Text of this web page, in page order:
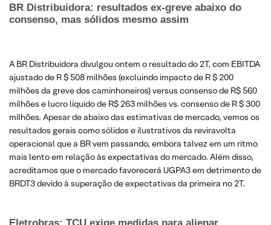
BR Distribuidora: resultados ex-greve abaixo do
consenso, mas sólidos mesmo assim
A BR Distribuidora divulgou ontem o resultado do 2T, com EBITDA
ajustado de R $ 508 milhões (excluindo impacto de R $ 200
milhões da greve dos caminhoneiros) versus consenso de R$ 560
milhões e lucro líquido de R$ 263 milhões vs. consenso de R $ 300
milhões. Apesar de abaixo das estimativas de mercado, vemos os
resultados gerais como sólidos e ilustrativos da reviravolta
operacional que a BR vem passando, embora talvez em um ritmo
mais lento em relação às expectativas do mercado. Além disso,
acreditamos que o mercado favorecerá UGPA3 em detrimento de
BRDT3 devido à superação de expectativas da primeira no 2T.